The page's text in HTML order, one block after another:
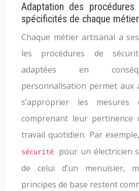
Adaptation des
spécificités de chaque
Chaque métier artisanal a
les procédures de
adaptées en
personnalisation permet aux
s’approprier les
comprenant leur
travail quotidien. Par
sécurité pour un électricien
de celui d’un menuisier,
principes de base restent